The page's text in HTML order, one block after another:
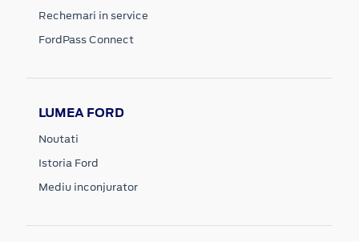
Rechemari in service
FordPass Connect
LUMEA FORD
Noutati
Istoria Ford
Mediu inconjurator